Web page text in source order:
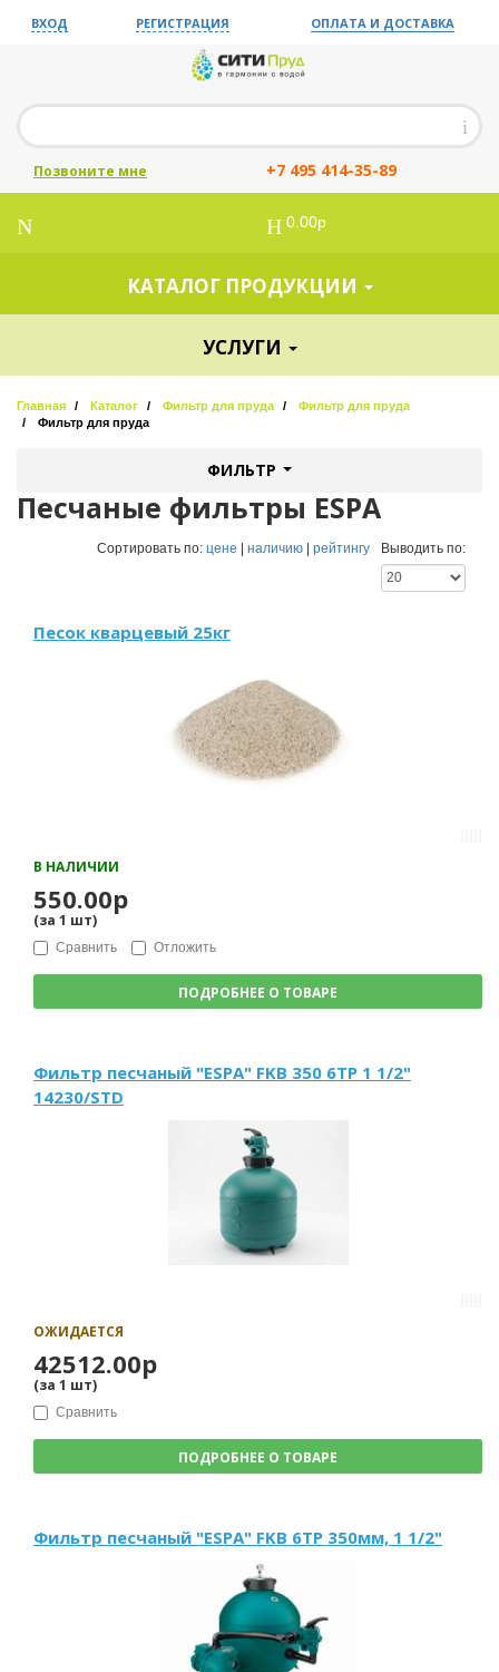
ВХОД РЕГИСТРАЦИЯ ОПЛАТА И ДОСТАВКА
Позвоните мне +7 495 414-35-89
0.00р
КАТАЛОГ ПРОДУКЦИИ
УСЛУГИ
Главная Каталог Фильтр для пруда
Фильтр для пруда
Фильтр для пруда
ФИЛЬТР
Песчаные фильтры ESPA
Сортировать по: цене | наличию | рейтингу Выводить по:
Песок кварцевый 25кг
В НАЛИЧИИ
550.00р
(за 1 шт)
Сравнить Отложить
ПОДРОБНЕЕ О ТОВАРЕ
Фильтр песчаный "ESPA" FKB 350 6TP 1 1/2"
14230/STD
ОЖИДАЕТСЯ
42512.00р
(за 1 шт)
Сравнить
ПОДРОБНЕЕ О ТОВАРЕ
Фильтр песчаный "ESPA" FKB 6TP 350мм, 1 1/2"